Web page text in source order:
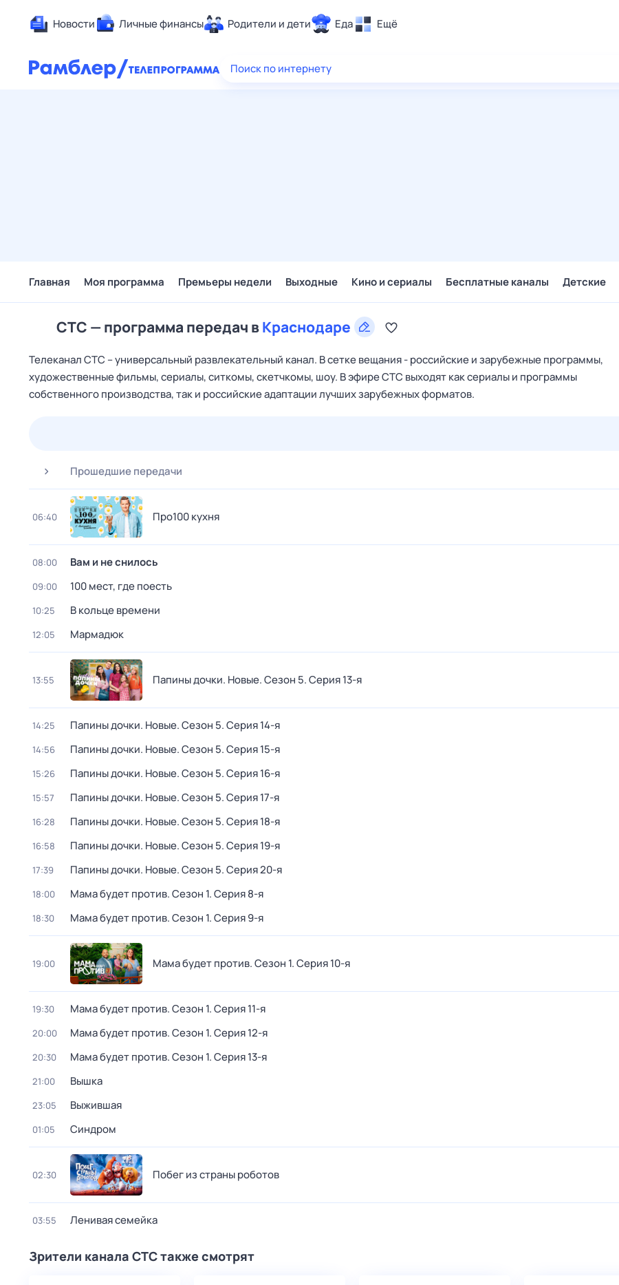
Новости Личные финансы Родители и дети Еда Ещё
Здоровье
Поиск по интернету
Главная Моя программа Премьеры недели Выходные Кино и сериалы Бесплатные каналы Детские
СТС — программа передач вКраснодаре
Телеканал CTC – универсальный развлекательный канал. В сетке вещания - российские и зарубежные программы,
художественные фильмы, сериалы, ситкомы, скетчкомы, шоу. В эфире СТС выходят как сериалы и программы
собственного производства, так и российские адаптации лучших зарубежных форматов.
Прошедшие передачи
06:40 Пpo100 кухня
08:00 Вам и не снилось
09:00 100 мест, где поесть
10:25 В кольце времени
12:05 Мармадюк
13:55 Папины дочки. Новые. Сезон 5. Серия 13-я
14:25 Папины дочки. Новые. Сезон 5. Серия 14-я
14:56 Папины дочки. Новые. Сезон 5. Серия 15-я
15:26 Папины дочки. Новые. Сезон 5. Серия 16-я
15:57 Папины дочки. Новые. Сезон 5. Серия 17-я
16:28 Папины дочки. Новые. Сезон 5. Серия 18-я
16:58 Папины дочки. Новые. Сезон 5. Серия 19-я
17:39 Папины дочки. Новые. Сезон 5. Серия 20-я
18:00 Мама будет против. Сезон 1. Серия 8-я
18:30 Мама будет против. Сезон 1. Серия 9-я
19:00 Мама будет против. Сезон 1. Серия 10-я
19:30 Мама будет против. Сезон 1. Серия 11-я
20:00 Мама будет против. Сезон 1. Серия 12-я
20:30 Мама будет против. Сезон 1. Серия 13-я
21:00 Вышка
23:05 Выжившая
01:05 Синдром
02:30 Побег из страны роботов
03:55 Ленивая семейка
Зрители канала СТС также смотрят